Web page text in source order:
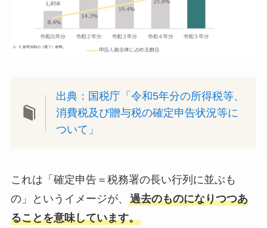
出典：国税庁「令和5年分の所得税等、
消費税及び贈与税の確定申告状況等に
ついて」
これは「確定申告＝税務署の長い行列に並ぶも
の」というイメージが、 過去のものになりつつあ
ることを意味しています。